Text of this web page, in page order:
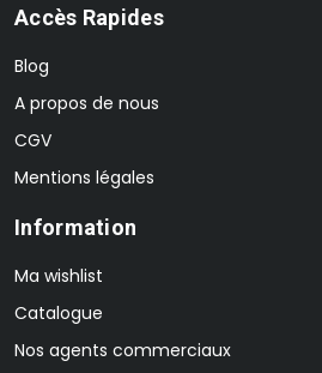
Accès Rapides
Blog
A propos de nous
CGV
Mentions légales
Information
Ma wishlist
Catalogue
Nos agents commerciaux